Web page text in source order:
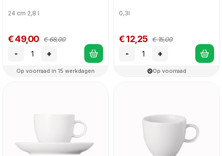
24 cm 2,8 l
€ 49,00 € 68,00
- +
Op voorraad in 15 werkdagen
0,3l
€ 12,25 € 15,00
- +
Op voorraad